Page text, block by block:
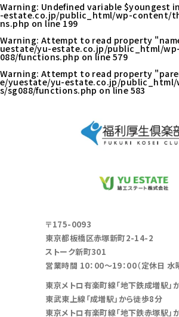
Warning: Undefined variable $youngest in
-estate.co.jp/public_html/wp-content/
ns.php on line199
Warning: Attempt to read property
uestate/yu-estate.co.jp/public_html/
088/functions.php on line 579
Warning: Attempt to read property
e/yuestate/yu-estate.co.jp/
s/sg088/functions.php on line 583
〒175-0093
東京都板橋区赤塚新町2-14-2
ストーク新町301
営業時間 10：00～19：00（定休日 水
東京メトロ有楽町線「地下鉄成増駅」
東武東上線「成増駅」から徒歩8分
東京メトロ有楽町線「地下鉄赤塚駅」